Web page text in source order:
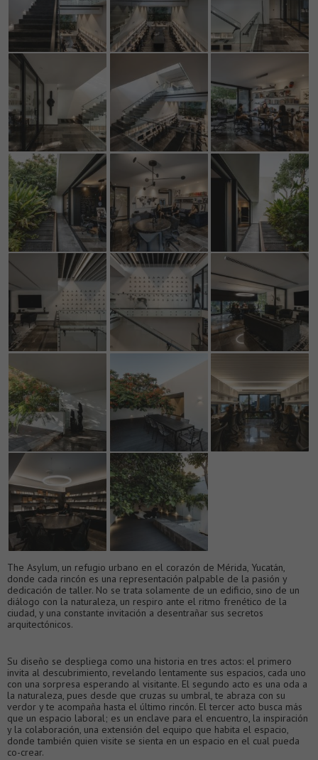
The Asylum, un refugio urbano en el corazón de Mérida, Yucatán,
donde cada rincón es una representación palpable de la pasión y
dedicación de taller. No se trata solamente de un edificio, sino de un
diálogo con la naturaleza, un respiro ante el ritmo frenético de la
ciudad, y una constante invitación a desentrañar sus secretos
arquitectónicos.
Su diseño se despliega como una historia en tres actos: el primero
invita al descubrimiento, revelando lentamente sus espacios, cada uno
con una sorpresa esperando al visitante. El segundo acto es una oda a
la naturaleza, pues desde que cruzas su umbral, te abraza con su
verdor y te acompaña hasta el último rincón. El tercer acto busca más
que un espacio laboral; es un enclave para el encuentro, la inspiración
y la colaboración, una extensión del equipo que habita el espacio,
donde también quien visite se sienta en un espacio en el cual pueda
co-crear.